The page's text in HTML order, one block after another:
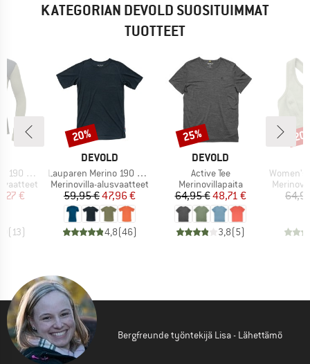
KATEGORIAN DEVOLD SUOSITUIMMAT
TUOTTEET
Shirt
hinta
€
(13)
MERKKI
DEVOLD
Tuote
Lauparen Merino 190 Base Tee
Tuoteryhmä
Merinovilla-alusvaatteet
Hinta
59,95 €Alennettu hinta
47,96 €
4,8(46)
Alennus
20%
MERKKI
DEVOLD
Tuote
Active Tee
Tuoteryhmä
Merinovillapaita
Hinta
64,95 €Alennettu hinta
48,71 €
3,8(5)
Alennus
25%
Tuote
Women's
Bergfreunde työntekijä Lisa - Lähettämö